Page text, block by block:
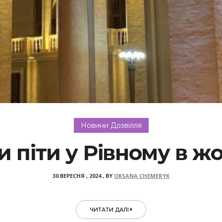
Новини Дозвілля
піти у Рівному в
30 ВЕРЕСНЯ , 2024, BY OKSANA CHEMERYK
ЧИТАТИ ДАЛІ